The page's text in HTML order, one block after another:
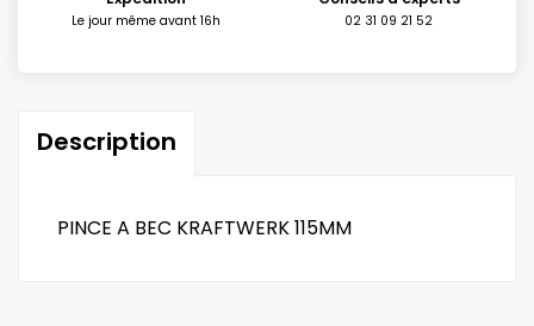
Le jour même avant 16h 02 31 09 21 52
Description
PINCE A BEC KRAFTWERK 115MM